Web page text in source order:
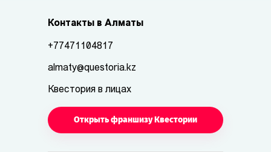
Контакты в Алматы
+77471104817
almaty@questoria.kz
Квестория в лицах
Открыть франшизу Квестории